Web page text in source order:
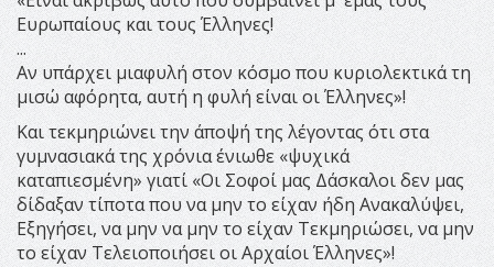
Ευρωπαίους και τους Έλληνες!
...
Αν υπάρχει μιαφυλή στον κόσμο που κυριολεκτικά τη
μισώ αφόρητα, αυτή η φυλή είναι οι Έλληνες»!
Και τεκμηριώνει την άποψή της λέγοντας ότι στα
γυμνασιακά της χρόνια ένιωθε «ψυχικά
καταπιεσμένη» γιατί «Οι Σοφοί μας Δάσκαλοι δεν μας
δίδαξαν τίποτα που να μην το είχαν ήδη Ανακαλύψει,
Εξηγήσει, να μην να μην το είχαν Τεκμηριώσει, να μην
το είχαν Τελειοποιήσει οι Αρχαίοι Έλληνες»!